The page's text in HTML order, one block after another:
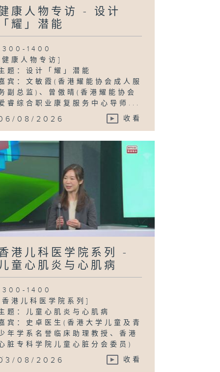
康人物专访 - 设计
耀」潜能
1400
康人物专访]
题：设计「耀」潜能
宾：文敏霞(香港耀能协会成人服
副总监)、曾傲晴(香港耀能协会
睿综合职业康复服务中心导师...
08/2026 收看
港儿科医学院系列 -
童心肌炎与心肌病
1400
港儿科医学院系列]
题：儿童心肌炎与心肌病
宾：史卓医生(香港大学儿童及青
年学系名誉临床助理教授、香港
脏专科学院儿童心脏分会委员)
08/2026 收看